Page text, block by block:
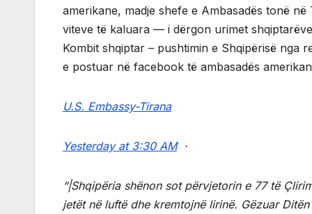
amerikane, madje shefe e Ambasadës tonë
viteve të kaluara — i dërgon urimet
Kombit shqiptar – pushtimin e Shqipërisë nga
e postuar në facebook të ambasadës
U.S. Embassy-Tirana
Yesterday at 3:30 AM·
“|Shqipëria shënon sot përvjetorin e 77 të
jetët në luftë dhe kremtojnë lirinë. Gëzuar